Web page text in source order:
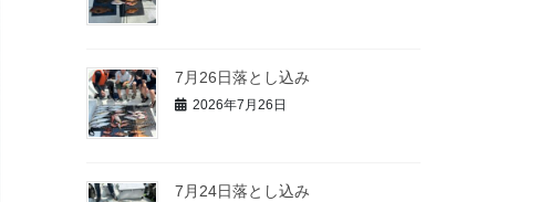
7月26日落とし込み
2026年7月26日
7月24日落とし込み